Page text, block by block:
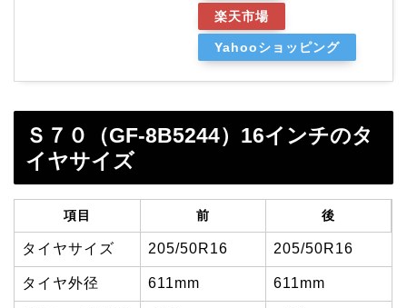
楽天市場
Yahooショッピング
Ｓ７０（GF-8B5244）16インチのタ
イヤサイズ
項目 前 後
タイヤサイズ 205/50R16 205/50R16
タイヤ外径 611mm 611mm